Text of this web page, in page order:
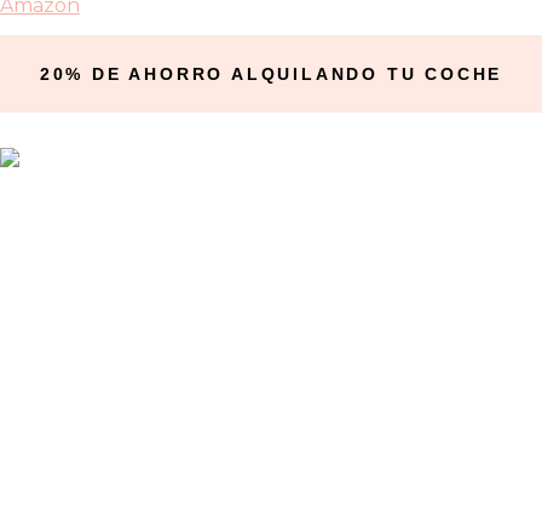
Amazon
20% DE AHORRO ALQUILANDO TU COCHE